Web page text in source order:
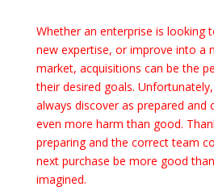
Whether an enterprise is looking
new expertise, or improve into a
market, acquisitions can be the
their desired goals.
always discover as prepared and
even more harm than good.
preparing and the correct team
next purchase be more good
imagined.